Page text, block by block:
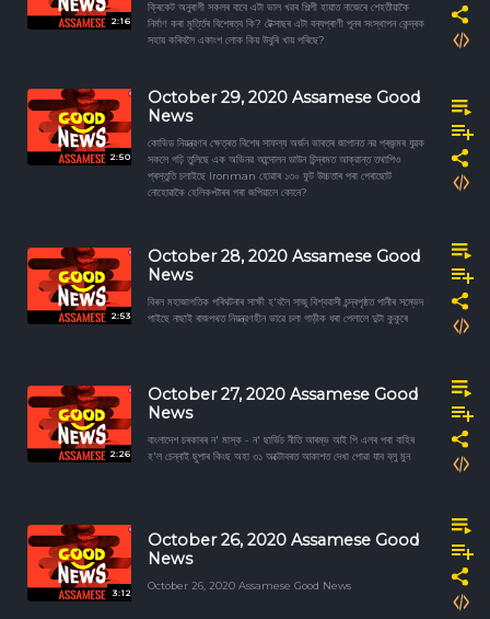
2:16
ক্ৰিকেট অনুৰাগী সকলৰ বাবে এটা ভাল খৱৰ শিল্পী হায়াত নাজেৰে শেহতীয়াকৈ
নিৰ্মাণ কৰা মূৰ্ত্তিৰ বিশেষত্ব কি? টেক্সাছৰ এটা বন্যপ্ৰাণী পুনৰ সংস্থাপন কেন্দ্ৰক
সহায় কৰিবলৈ একাংশ লোক কিয় উবুৰি খায় পৰিছে?
2:50
October 29, 2020 Assamese Good
News
কোভিড নিয়ন্ত্রণৰ ক্ষেত্ৰত বিশেষ সাফল্য অর্জন ভাৰতৰ জাপানত নৱ প্ৰজন্মৰ যুৱক
সকলে গঢ়ি তুলিছে এক অভিনৱ আন্দোলন ডাউন চিন্দ্ৰমত আক্রান্ত তথাপিও
প্ৰস্তুতি চলাইছে Ironman হোৱাৰ ১৩০ ফুট উচ্চতাৰ পৰা পেৰাছোট
নোহোৱাকৈ হেলিকপ্টাৰৰ পৰা জপিয়ালে কোনে?
2:53
October 28, 2020 Assamese Good
News
বিৰল মহাজাগতিক পৰিঘটনাৰ সাক্ষী হ'বলৈ সাজু বিশ্ববাসী চন্দ্ৰপৃষ্ঠত পানীৰ সম্ভেদ
পাইছে নাছাই ৰাজপথত নিয়ন্ত্রণহীন ভাৱে চলা গাড়ীক ধৰা পেলালে দুটা কুকুৰে
2:26
October 27, 2020 Assamese Good
News
বাংলাদেশ চৰকাৰৰ ন' মাস্ক - ন' ছাৰ্ভিচ নীতি আৰম্ভ আই পি এলৰ পৰা বাহিৰ
হ'ল চেন্নাই ছুপাৰ কিংছ অহা ৩১ অক্টোবৰত আকাশত দেখা পোৱা যাব ব্লু মুন
3:12
October 26, 2020 Assamese Good
News
October 26, 2020 Assamese Good News